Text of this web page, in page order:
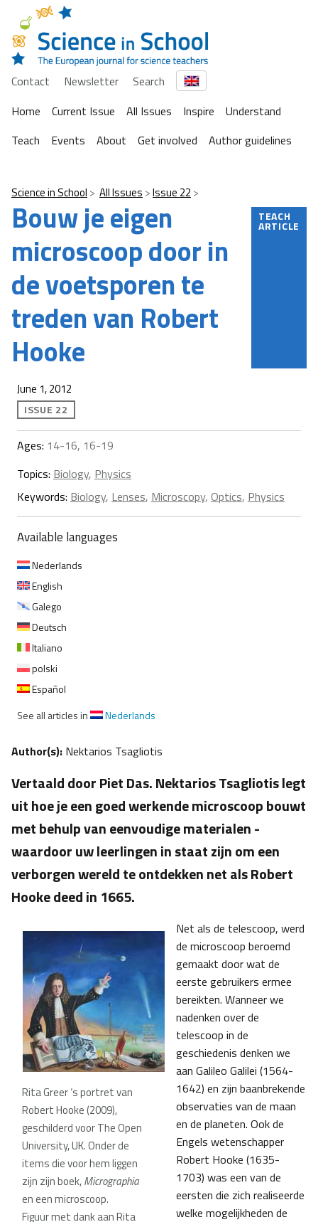
Contact Newsletter
Search
Home
Current Issue All Issues Inspire
Understand
Teach
Events About Get involved Author guidelines
Science in School All Issues Issue 22
Bouw je eigen
microscoop door in
de voetsporen te
treden van Robert
Hooke
TEACH
ARTICLE
June 1, 2012
ISSUE 22
Ages: 14-16, 16-19
Topics: Biology, Physics
Keywords: Biology, Lenses, Microscopy, Optics, Physics
Available languages
Nederlands
English
Galego
Deutsch
Italiano
polski
Español
See all articles in
Nederlands
Author(s): Nektarios Tsagliotis
Vertaald door Piet Das. Nektarios Tsagliotis legt
uit hoe je een goed werkende microscoop bouwt
met behulp van eenvoudige materialen -
waardoor uw leerlingen in staat zijn om een
verborgen wereld te ontdekken net als Robert
Hooke deed in 1665.
Rita Greer ‘s portret van
Robert Hooke (2009),
geschilderd voor The Open
University, UK. Onder de
items die voor hem liggen
zijn zijn boek,Micrographia
en een microscoop.
Figuur met dank aan Rita
Net als de telescoop, werd
de microscoop beroemd
gemaakt door wat de
eerste gebruikers ermee
bereikten. Wanneer we
nadenken over de
telescoop in de
geschiedenis denken we
aan Galileo Galilei (1564-
1642) en zijn baanbrekende
observaties van de maan
en de planeten. Ook de
Engels wetenschapper
Robert Hooke (1635-
1703) was een van de
eersten die zich realiseerde
welke mogelijkheden de